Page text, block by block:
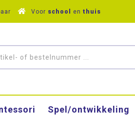
Voor school en thuis
Spel/ontwikkeling